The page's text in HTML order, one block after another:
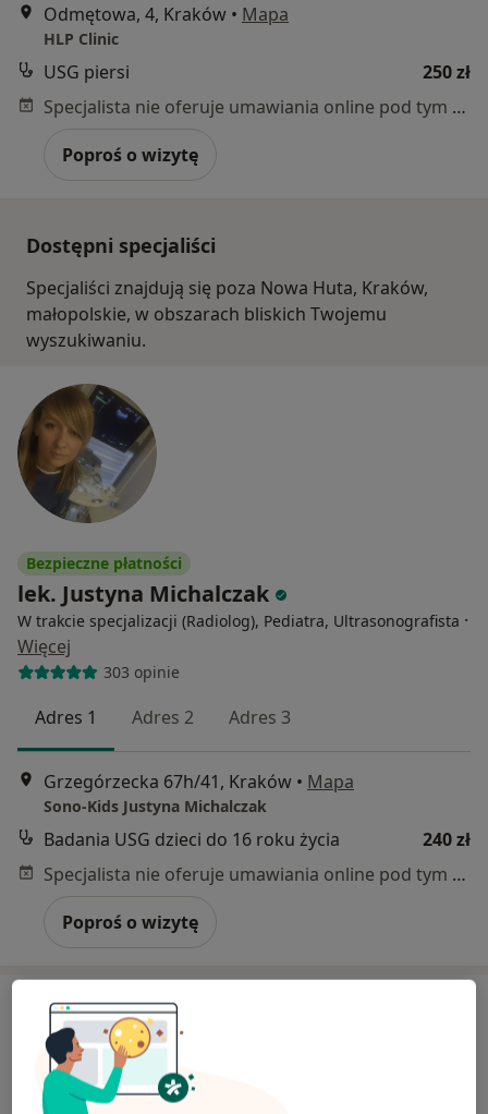
Odmętowa, 4, Kraków • Mapa
HLP Clinic
USG piersi
250 zł
Specjalista nie oferuje umawiania online pod tym adresem.
Poproś o wizytę
Dostępni specjaliści
Specjaliści znajdują się poza Nowa Huta, Kraków,
małopolskie, w obszarach bliskich Twojemu
wyszukiwaniu.
Bezpieczne płatności
lek. Justyna Michalczak
W trakcie specjalizacji (Radiolog), Pediatra, Ultrasonografista ·
Więcej
303 opinie
Adres 1 Adres 2 Adres 3
Grzegórzecka 67h/41, Kraków • Mapa
Sono-Kids Justyna Michalczak
Badania USG dzieci do 16 roku życia
240 zł
Specjalista nie oferuje umawiania online pod tym adresem.
Poproś o wizytę